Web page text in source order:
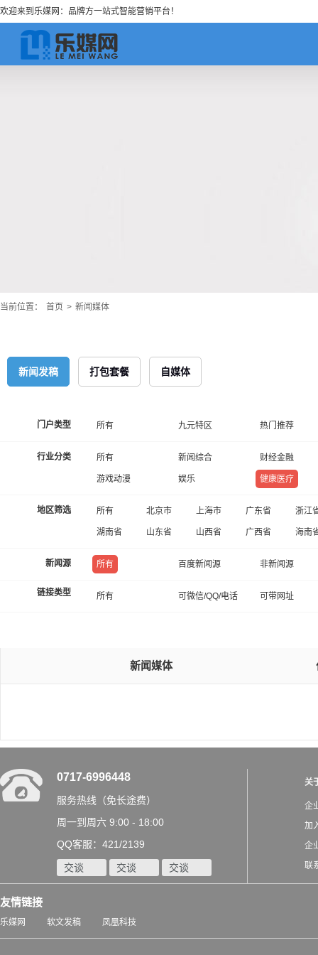
欢迎来到乐媒网：品牌方一站式智能营销平台！
当前位置： 首页 > 新闻媒体
新闻发稿 打包套餐 自媒体
门户类型 所有 九元特区 热门推荐
行业分类 所有 新闻综合 财经金融
游戏动漫 娱乐 健康医疗
地区筛选 所有 北京市 上海市 广东省 浙江
湖南省 山东省 山西省 广西省 海南
新闻源 所有 百度新闻源 非新闻源
链接类型 所有 可微信/QQ/电话 可带网址
新闻媒体
0717-6996448
服务热线（免长途费）
周一到周六 9:00 - 18:00
QQ客服：421/2139
交谈 交谈 交谈
关
企
加
企
联
友情链接
乐媒网 软文发稿 凤凰科技